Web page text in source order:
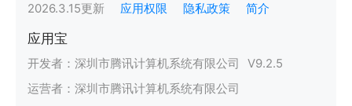
2026.3.15更新 应用权限 隐私政策 简介
应用宝
开发者： 深圳市腾讯计算机系统有限公司 V9.2.5
运营者： 深圳市腾讯计算机系统有限公司